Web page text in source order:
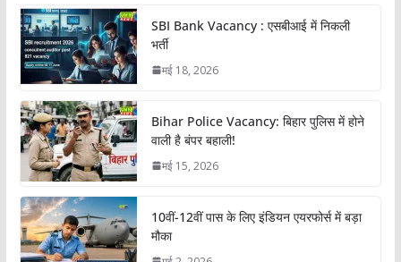
SBI Bank Vacancy : एसबीआई में निकली
भर्ती
मई 18, 2026
Bihar Police Vacancy: बिहार पुलिस में होने
वाली है बंपर बहाली!
मई 15, 2026
10वीं-12वीं पास के लिए इंडियन एयरफोर्स में बड़ा
मौका